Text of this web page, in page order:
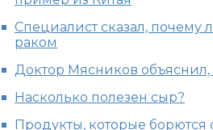
Специалист сказал,
раком
Доктор Мясников объяснил,
Насколько полезен сыр?
Продукты, которые борются